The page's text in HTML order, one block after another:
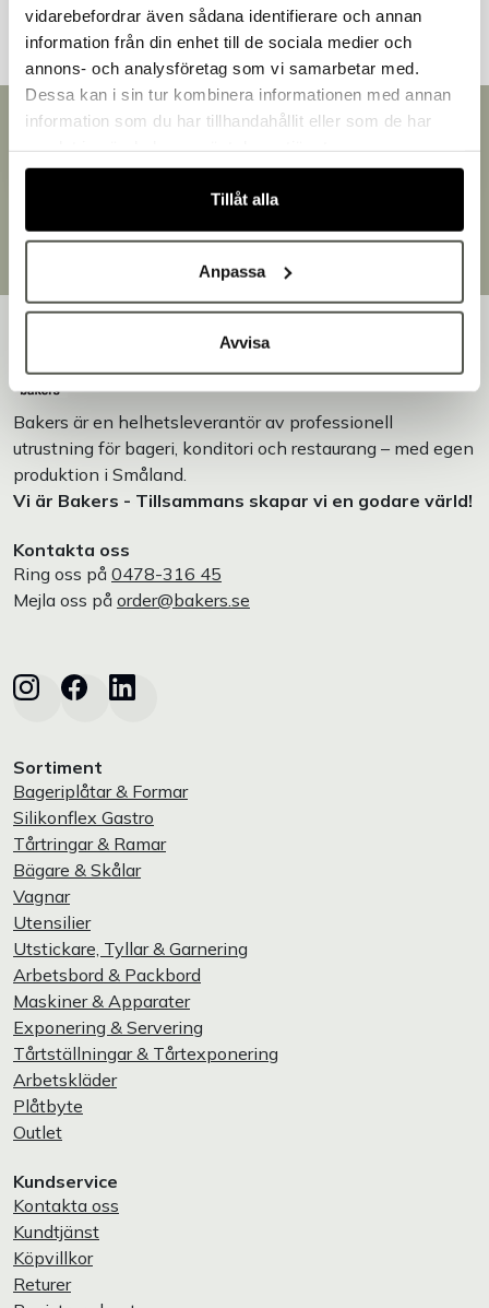
vidarebefordrar även sådana identifierare och annan
information från din enhet till de sociala medier och
annons- och analysföretag som vi samarbetar med.
Dessa kan i sin tur kombinera informationen med annan
information som du har tillhandahållit eller som de har
Tillåt alla
Anpassa
Avvisa
Snabb leverans
Leverans inom 3-5 arbetsdagar.
Över 30 000 produkter
Egen produktion
Bakers är en helhetsleverantör av professionell
utrustning för bageri, konditori och restaurang – med egen
produktion i Småland.
Vi är Bakers - Tillsammans skapar vi en godare värld!
Kontakta oss
Ring oss på 0478-316 45
Mejla oss på order@bakers.se
Sortiment
Bageriplåtar & Formar
Silikonflex Gastro
Tårtringar & Ramar
Bägare & Skålar
Vagnar
Utensilier
Utstickare, Tyllar & Garnering
Arbetsbord & Packbord
Maskiner & Apparater
Exponering & Servering
Tårtställningar & Tårtexponering
Arbetskläder
Plåtbyte
Outlet
Kundservice
Kontakta oss
Kundtjänst
Köpvillkor
Returer
Välkommen till Bakers!
Handlar du som företag eller privatperson?
Fortsätt som privatperson